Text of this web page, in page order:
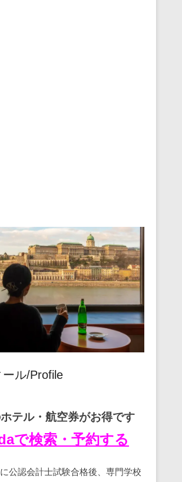
ール/Profile
テル・航空券がお得です
で検索・予約する
公認会計士試験合格後、専門学校